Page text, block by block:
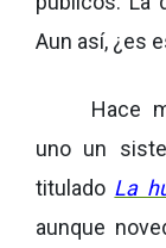
Aun así, ¿es
Hace
uno un
titulado La
aunque